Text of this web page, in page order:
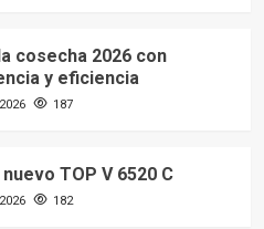
cosecha 2026 con
y eficiencia
187
TOP V 6520 C
182